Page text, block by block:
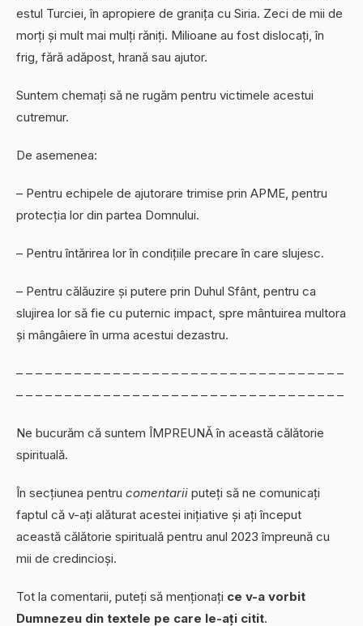
estul Turciei, în apropiere de granița cu Siria. Zeci de mii de
morți și mult mai mulți răniți. Milioane au fost dislocați, în
frig, fără adăpost, hrană sau ajutor.
Suntem chemați să ne rugăm pentru victimele acestui
cutremur.
De asemenea:
– Pentru echipele de ajutorare trimise prin APME, pentru
protecția lor din partea Domnului.
– Pentru întărirea lor în condițiile precare în care slujesc.
– Pentru călăuzire și putere prin Duhul Sfânt, pentru ca
slujirea lor să fie cu puternic impact, spre mântuirea multora
și mângâiere în urma acestui dezastru.
– – – – – – – – – – – – – – – – – – – – – – – – – – – – – – – – – –
– – – – – – – – – – – – – – – – – – – – – – – – – – – – – – – – – –
Ne bucurăm că suntem ÎMPREUNĂ în această călătorie
spirituală.
În secțiunea pentru comentarii puteți să ne comunicați
faptul că v-ați alăturat acestei inițiative și ați început
această călătorie spirituală pentru anul 2023 împreună cu
mii de credincioși.
Tot la comentarii, puteți să menționați ce v-a vorbit
Dumnezeu din textele pe care le-ați citit.